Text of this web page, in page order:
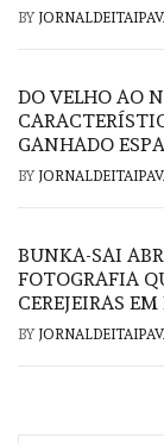
BY
DO VELHO AO
GANHADO
BY
BUNKA-SAI
FOTOGRAFIA
CEREJEIRAS
BY